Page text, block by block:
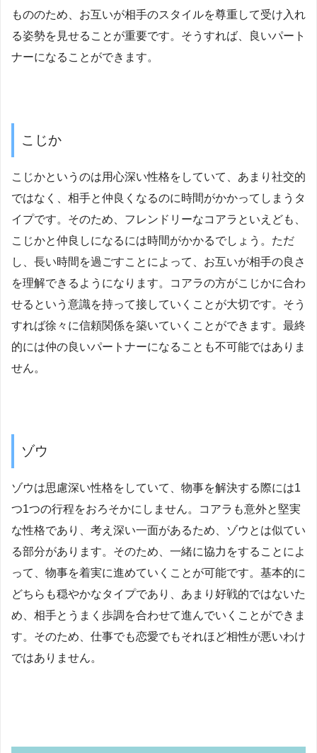
もののため、お互いが相手のスタイルを尊重して受け入れ
る姿勢を見せることが重要です。そうすれば、良いパート
ナーになることができます。
こじか
こじかというのは用心深い性格をしていて、あまり社交的
ではなく、相手と仲良くなるのに時間がかかってしまうタ
イプです。そのため、フレンドリーなコアラといえども、
こじかと仲良しになるには時間がかかるでしょう。ただ
し、長い時間を過ごすことによって、お互いが相手の良さ
を理解できるようになります。コアラの方がこじかに合わ
せるという意識を持って接していくことが大切です。そう
すれば徐々に信頼関係を築いていくことができます。最終
的には仲の良いパートナーになることも不可能ではありま
せん。
ゾウ
ゾウは思慮深い性格をしていて、物事を解決する際には1
つ1つの行程をおろそかにしません。コアラも意外と堅実
な性格であり、考え深い一面があるため、ゾウとは似てい
る部分があります。そのため、一緒に協力をすることによ
って、物事を着実に進めていくことが可能です。基本的に
どちらも穏やかなタイプであり、あまり好戦的ではないた
め、相手とうまく歩調を合わせて進んでいくことができま
す。そのため、仕事でも恋愛でもそれほど相性が悪いわけ
ではありません。